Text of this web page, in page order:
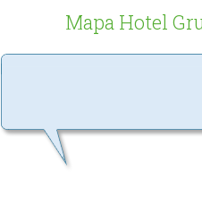
Mapa Hotel